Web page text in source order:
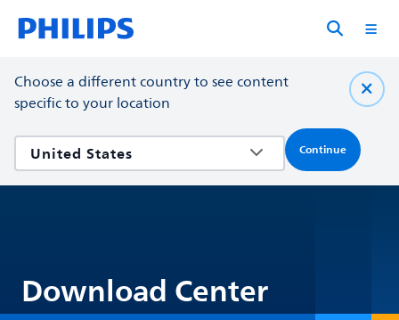
Choose a different country to see content
specific to your location
Continue
Download Center